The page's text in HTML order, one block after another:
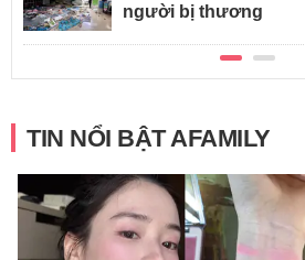
người bị thương
TIN NỔI BẬT AFAMILY